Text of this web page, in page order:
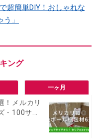
超簡単DIY！おしゃれな
」
一ヶ月
！メルカリ
100サ...